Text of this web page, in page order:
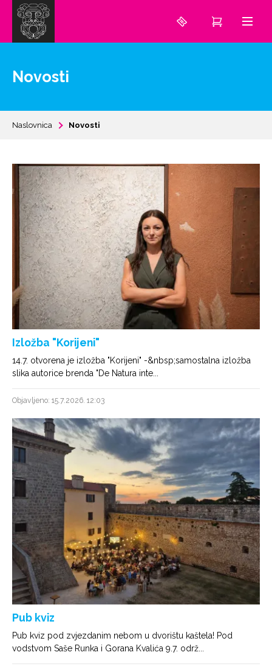
Novosti
Naslovnica Novosti
Izložba "Korijeni"
14.7. otvorena je izložba "Korijeni" -&nbsp;samostalna izložba
slika autorice brenda "De Natura inte...
Objavljeno: 15.7.2026. 12:03
Pub kviz
Pub kviz pod zvjezdanim nebom u dvorištu kaštela! Pod
vodstvom Saše Runka i Gorana Kvalića 9.7. održ...